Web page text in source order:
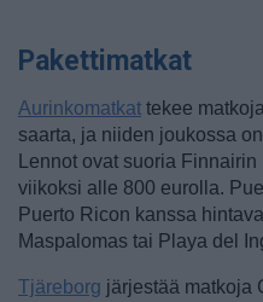
Pakettimatkat
Aurinkomatkat tekee
saarta, ja niiden joukossa
Lennot ovat suoria
viikoksi alle 800 eurolla.
Puerto Ricon kanssa
Maspalomas tai Playa del
Tjäreborg järjestää matkoja